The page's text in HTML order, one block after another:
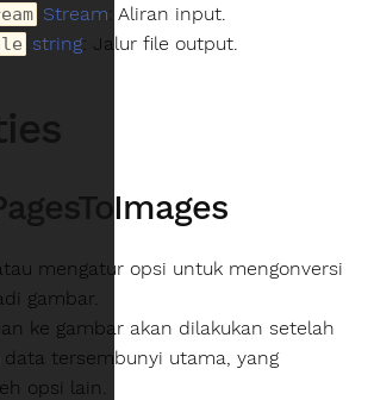
Stream: Aliran input.
string: Jalur file output.
mengatur opsi untuk mengonversi
gambar.
ke gambar akan dilakukan setelah
tersembunyi utama, yang
opsi lain.